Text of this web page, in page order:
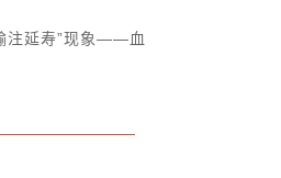
注延寿”现象——血